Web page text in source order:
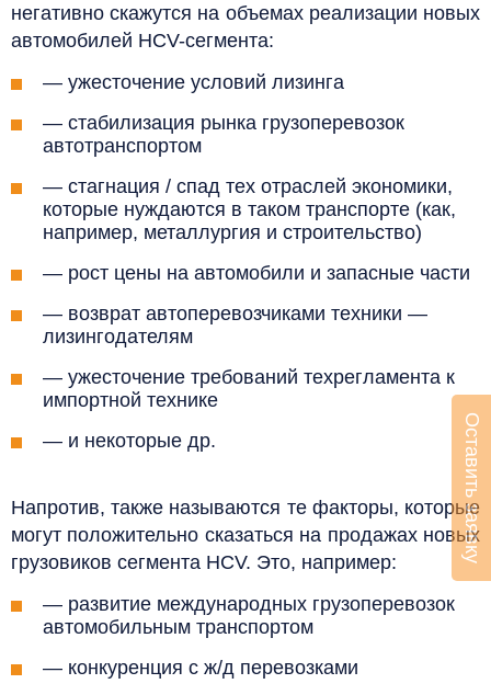
негативно скажутся на объемах реализации новых
автомобилей HCV-сегмента:
— ужесточение условий лизинга
— стабилизация рынка грузоперевозок
автотранспортом
— стагнация / спад тех отраслей экономики,
которые нуждаются в таком транспорте (как,
например, металлургия и строительство)
— рост цены на автомобили и запасные части
— возврат автоперевозчиками техники —
лизингодателям
— ужесточение требований техрегламента к
импортной технике
— и некоторые др.
Напротив, также называются те факторы, которые
могут положительно сказаться на продажах новых
грузовиков сегмента HCV. Это, например:
— развитие международных грузоперевозок
автомобильным транспортом
— конкуренция с ж/д перевозками
Оставить заявку